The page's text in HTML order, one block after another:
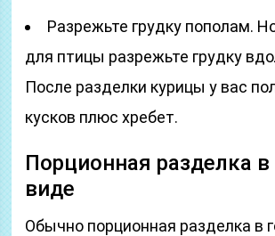
Разрежьте грудку пополам.
для птицы разрежьте грудку
После разделки курицы у вас
кусков плюс хребет.
Порционная разделка
виде
Обычно порционная разделка в